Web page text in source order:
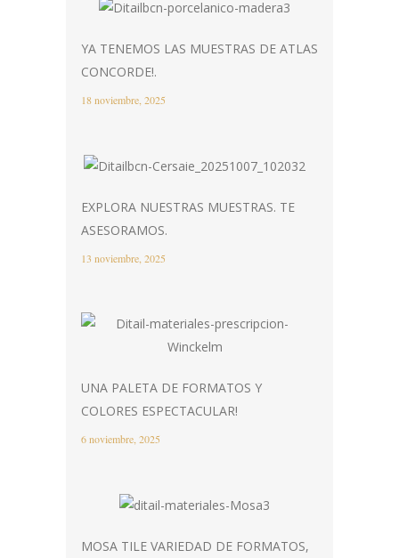
YA TENEMOS LAS MUESTRAS DE ATLAS
CONCORDE!.
18 noviembre, 2025
EXPLORA NUESTRAS MUESTRAS. TE
ASESORAMOS.
13 noviembre, 2025
UNA PALETA DE FORMATOS Y
COLORES ESPECTACULAR!
6 noviembre, 2025
MOSA TILE VARIEDAD DE FORMATOS,